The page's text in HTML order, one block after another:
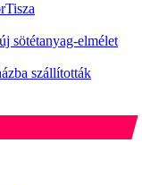
Tisza
sötétanyag-elmélet
szállították